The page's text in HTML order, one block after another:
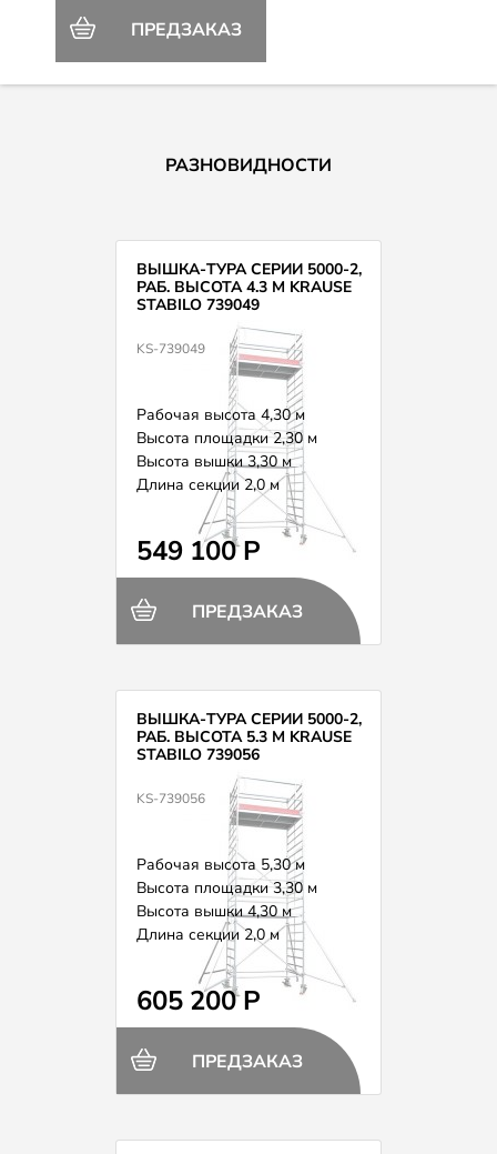
ПРЕДЗАКАЗ
РАЗНОВИДНОСТИ
ВЫШКА-ТУРА СЕРИИ 5000-2,
РАБ. ВЫСОТА 4.3 М KRAUSE
STABILO 739049
KS-739049
Рабочая высота 4,30 м
Высота площадки 2,30 м
Высота вышки 3,30 м
Длина секции 2,0 м
Вес 153,0 кг
549 100 Р
ПРЕДЗАКАЗ
ВЫШКА-ТУРА СЕРИИ 5000-2,
РАБ. ВЫСОТА 5.3 М KRAUSE
STABILO 739056
KS-739056
Рабочая высота 5,30 м
Высота площадки 3,30 м
Высота вышки 4,30 м
Длина секции 2,0 м
Вес 165,0 кг
605 200 Р
ПРЕДЗАКАЗ